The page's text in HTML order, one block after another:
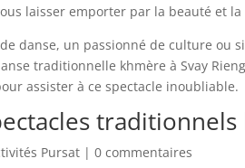
laisser emporter par la beauté et
danse, un passionné de culture ou
traditionnelle khmère à Svay
assister à ce spectacle inoubliable.
Pursat | 0 commentaires